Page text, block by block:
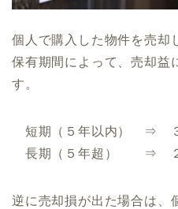
個人で購入した物件を売却
保有期間によって、売却益
す。
短期（５年以内） ⇒
長期（５年超） ⇒ ２
逆に売却損が出た場合は、